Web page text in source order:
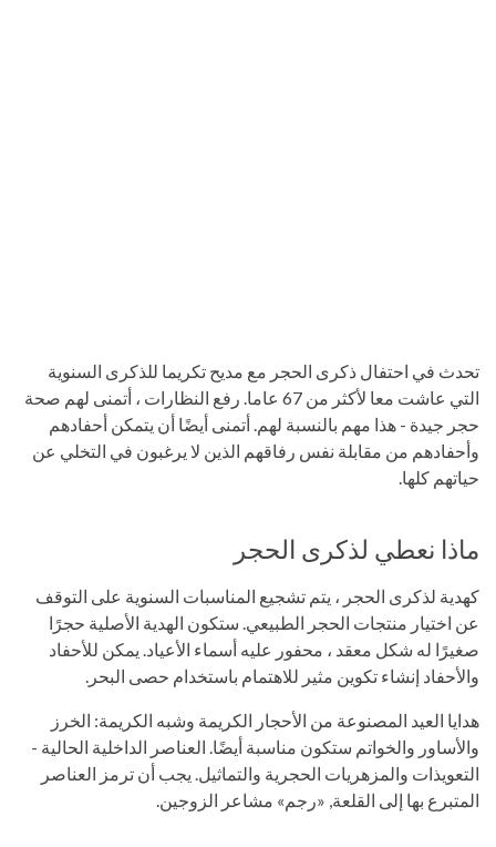
تحدث في احتفال ذكرى الحجر مع مديح تكريما للذكرى السنوية
التي عاشت معا لأكثر من 67 عاما. رفع النظارات ، أتمنى لهم صحة
حجر جيدة - هذا مهم بالنسبة لهم. أتمنى أيضًا أن يتمكن أحفادهم
وأحفادهم من مقابلة نفس رفاقهم الذين لا يرغبون في التخلي عن
حياتهم كلها.
ماذا نعطي لذكرى الحجر
كهدية لذكرى الحجر ، يتم تشجيع المناسبات السنوية على التوقف
عن اختيار منتجات الحجر الطبيعي. ستكون الهدية الأصلية حجرًا
صغيرًا له شكل معقد ، محفور عليه أسماء الأعياد. يمكن للأحفاد
والأحفاد إنشاء تكوين مثير للاهتمام باستخدام حصى البحر.
هدايا العيد المصنوعة من الأحجار الكريمة وشبه الكريمة: الخرز
والأساور والخواتم ستكون مناسبة أيضًا. العناصر الداخلية الحالية -
التعويذات والمزهريات الحجرية والتماثيل. يجب أن ترمز العناصر
المتبرع بها إلى القلعة, «رجم» مشاعر الزوجين.